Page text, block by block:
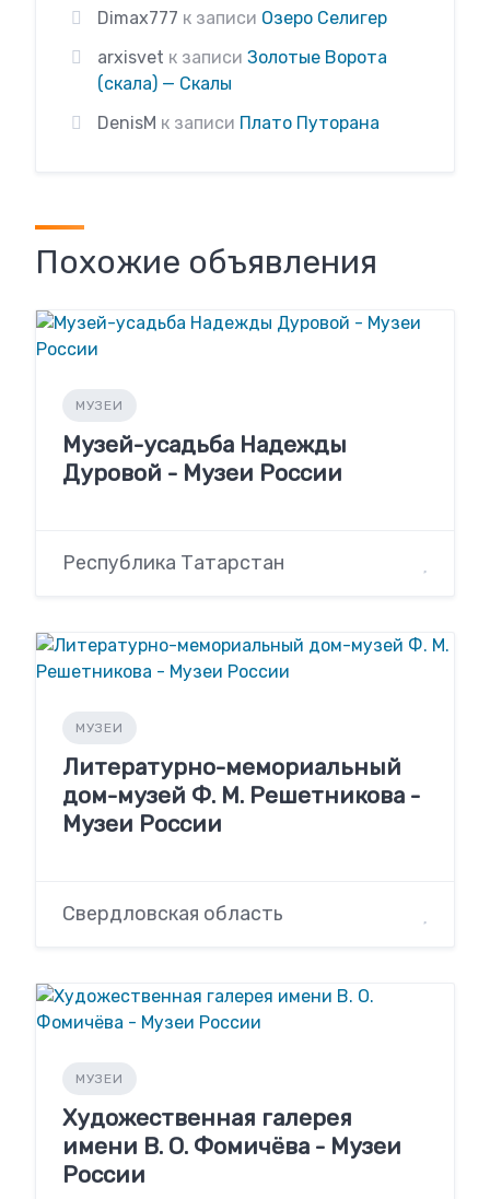
Dimax777 к записи Озеро Селигер
arxisvet к записи Золотые Ворота
(скала) — Скалы
DenisM к записи Плато Путорана
Похожие объявления
МУЗЕИ
Музей-усадьба Надежды
Дуровой - Музеи России
Республика Татарстан
МУЗЕИ
Литературно-мемориальный
дом-музей Ф. М. Решетникова -
Музеи России
Свердловская область
МУЗЕИ
Художественная галерея
имени В. О. Фомичёва - Музеи
России